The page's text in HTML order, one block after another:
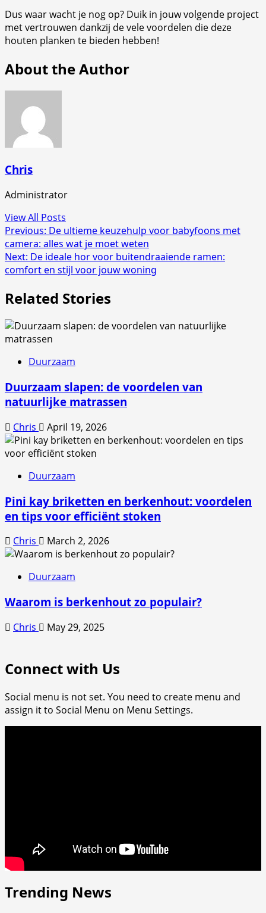
Dus waar wacht je nog op? Duik in jouw volgende project
met vertrouwen dankzij de vele voordelen die deze
houten planken te bieden hebben!
About the Author
Chris
Administrator
View All Posts
Post
navigation
Previous: De ultieme keuzehulp voor babyfoons met
camera: alles wat je moet weten
Next: De ideale hor voor buitendraaiende ramen:
comfort en stijl voor jouw woning
Related Stories
Duurzaam
Duurzaam slapen: de voordelen van
natuurlijke matrassen
Chris April 19, 2026
Duurzaam
Pini kay briketten en berkenhout: voordelen
en tips voor efficiënt stoken
Chris March 2, 2026
Duurzaam
Waarom is berkenhout zo populair?
Chris May 29, 2025
Connect with Us
Social menu is not set. You need to create menu and
assign it to Social Menu on Menu Settings.
Trending News